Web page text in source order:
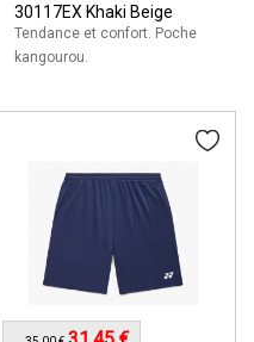
30117EX Khaki Beige
Tendance et confort. Poche
kangourou.